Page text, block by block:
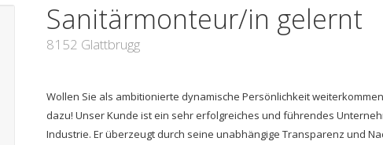
Sanitärmonteur/in gelernt
8152 Glattbrugg
Wollen Sie als ambitionierte dynamische Persönlichkeit
dazu! Unser Kunde ist ein sehr erfolgreiches und führendes
Industrie. Er überzeugt durch seine unabhängige Transparenz und